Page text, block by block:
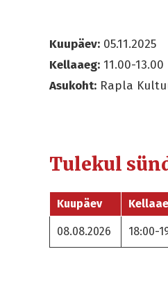
Kuupäev: 05.11.2025
Kellaaeg: 11.00-13.00
Asukoht: Rapla
Tulekul
Kuupäev
08.08.2026 18:00-